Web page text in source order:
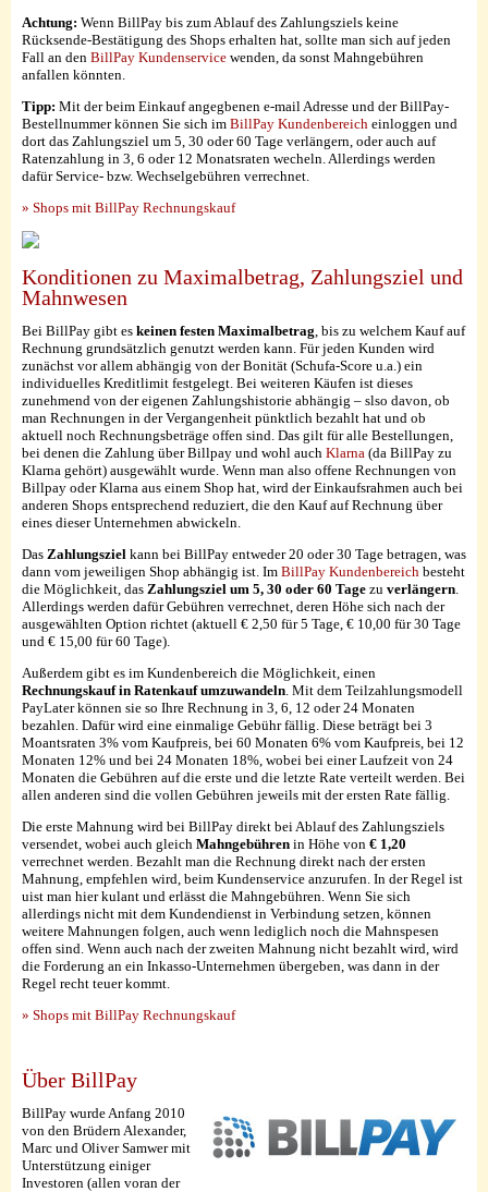
Achtung: Wenn BillPay bis zum Ablauf des Zahlungsziels keine
Rücksende-Bestätigung des Shops erhalten hat, sollte man sich auf jeden
Fall an den BillPay Kundenservice wenden, da sonst Mahngebühren
anfallen könnten.
Tipp: Mit der beim Einkauf angegbenen e-mail Adresse und der BillPay-
Bestellnummer können Sie sich im BillPay Kundenbereich einloggen und
dort das Zahlungsziel um 5, 30 oder 60 Tage verlängern, oder auch auf
Ratenzahlung in 3, 6 oder 12 Monatsraten wecheln. Allerdings werden
dafür Service- bzw. Wechselgebühren verrechnet.
» Shops mit BillPay Rechnungskauf
Konditionen zu Maximalbetrag, Zahlungsziel und
Mahnwesen
Bei BillPay gibt es keinen festen Maximalbetrag, bis zu welchem Kauf auf
Rechnung grundsätzlich genutzt werden kann. Für jeden Kunden wird
zunächst vor allem abhängig von der Bonität (Schufa-Score u.a.) ein
individuelles Kreditlimit festgelegt. Bei weiteren Käufen ist dieses
zunehmend von der eigenen Zahlungshistorie abhängig – slso davon, ob
man Rechnungen in der Vergangenheit pünktlich bezahlt hat und ob
aktuell noch Rechnungsbeträge offen sind. Das gilt für alle Bestellungen,
bei denen die Zahlung über Billpay und wohl auch Klarna (da BillPay zu
Klarna gehört) ausgewählt wurde. Wenn man also offene Rechnungen von
Billpay oder Klarna aus einem Shop hat, wird der Einkaufsrahmen auch bei
anderen Shops entsprechend reduziert, die den Kauf auf Rechnung über
eines dieser Unternehmen abwickeln.
Das Zahlungsziel kann bei BillPay entweder 20 oder 30 Tage betragen, was
dann vom jeweiligen Shop abhängig ist. Im BillPay Kundenbereich besteht
die Möglichkeit, das Zahlungsziel um 5, 30 oder 60 Tage zu verlängern.
Allerdings werden dafür Gebühren verrechnet, deren Höhe sich nach der
ausgewählten Option richtet (aktuell € 2,50 für 5 Tage, € 10,00 für 30 Tage
und € 15,00 für 60 Tage).
Außerdem gibt es im Kundenbereich die Möglichkeit, einen
Rechnungskauf in Ratenkauf umzuwandeln. Mit dem Teilzahlungsmodell
PayLater können sie so Ihre Rechnung in 3, 6, 12 oder 24 Monaten
bezahlen. Dafür wird eine einmalige Gebühr fällig. Diese beträgt bei 3
Moantsraten 3% vom Kaufpreis, bei 60 Monaten 6% vom Kaufpreis, bei 12
Monaten 12% und bei 24 Monaten 18%, wobei bei einer Laufzeit von 24
Monaten die Gebühren auf die erste und die letzte Rate verteilt werden. Bei
allen anderen sind die vollen Gebühren jeweils mit der ersten Rate fällig.
Die erste Mahnung wird bei BillPay direkt bei Ablauf des Zahlungsziels
versendet, wobei auch gleich Mahngebühren in Höhe von € 1,20
verrechnet werden. Bezahlt man die Rechnung direkt nach der ersten
Mahnung, empfehlen wird, beim Kundenservice anzurufen. In der Regel ist
uist man hier kulant und erlässt die Mahngebühren. Wenn Sie sich
allerdings nicht mit dem Kundendienst in Verbindung setzen, können
weitere Mahnungen folgen, auch wenn lediglich noch die Mahnspesen
offen sind. Wenn auch nach der zweiten Mahnung nicht bezahlt wird, wird
die Forderung an ein Inkasso-Unternehmen übergeben, was dann in der
Regel recht teuer kommt.
» Shops mit BillPay Rechnungskauf
Über BillPay
BillPay wurde Anfang 2010
von den Brüdern Alexander,
Marc und Oliver Samwer mit
Unterstützung einiger
Investoren (allen voran der